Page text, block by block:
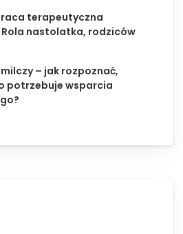
terapeutyczna
Rola nastolatka, rodziców
– jak rozpoznać,
potrzebuje wsparcia